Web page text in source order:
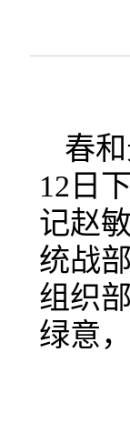
春
12日
记赵
统战
组织
绿意